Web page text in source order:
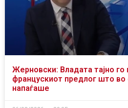
Жерновски: Владата тајно го
францускиот предлог што во
напаѓаше